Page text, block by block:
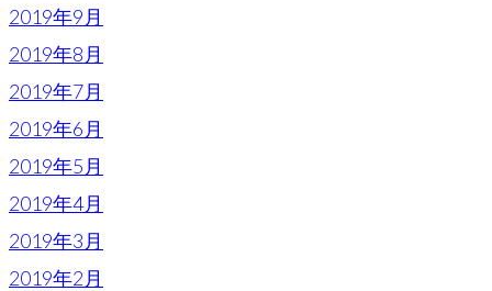
2019年9月
2019年8月
2019年7月
2019年6月
2019年5月
2019年4月
2019年3月
2019年2月